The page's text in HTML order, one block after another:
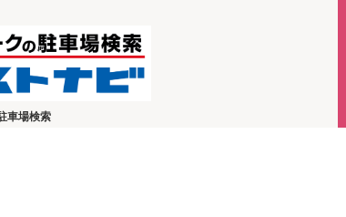
車場検索